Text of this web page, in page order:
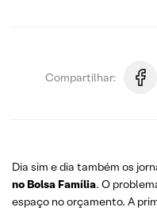
Compartilhar:
Dia sim e dia também os
no Bolsa Família. O
espaço no orçamento. A